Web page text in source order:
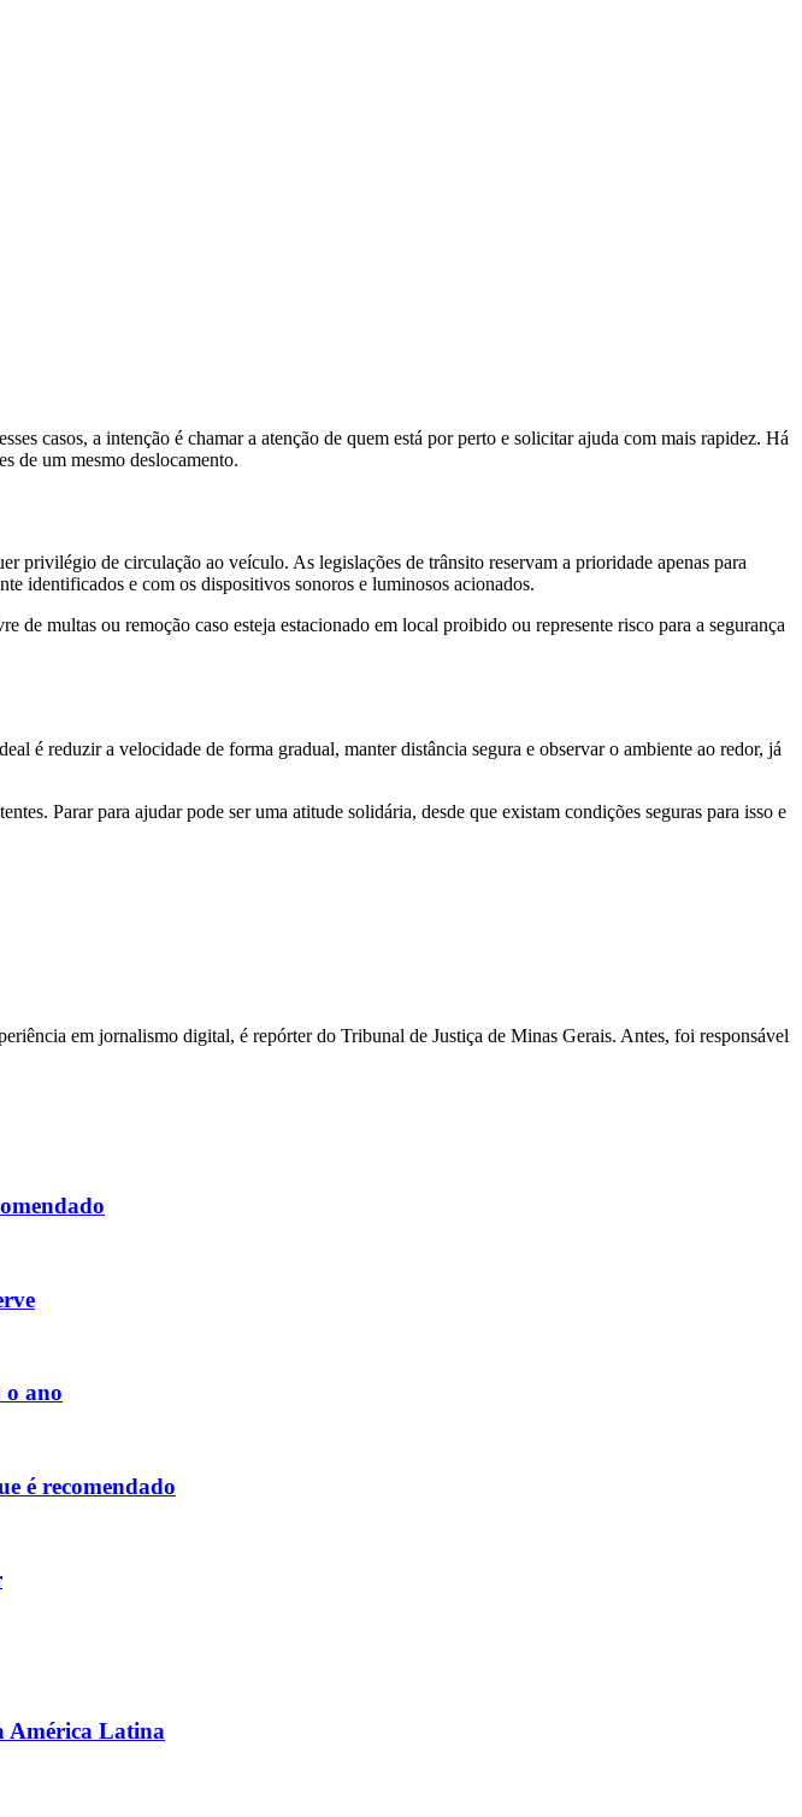
casos, a intenção é chamar a atenção de quem está por perto e solicitar ajuda com mais rapidez. Há
de um mesmo deslocamento.
privilégio de circulação ao veículo. As legislações de trânsito reservam a prioridade apenas para
identificados e com os dispositivos sonoros e luminosos acionados.
multas ou remoção caso esteja estacionado em local proibido ou represente risco para a segurança
é reduzir a velocidade de forma gradual, manter distância segura e observar o ambiente ao redor, já
Parar para ajudar pode ser uma atitude solidária, desde que existam condições seguras para isso e
em jornalismo digital, é repórter do Tribunal de Justiça de Minas Gerais. Antes, foi responsável
o ano
é recomendado
América Latina